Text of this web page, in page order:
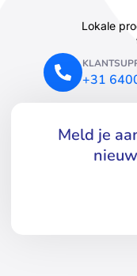
Lokale
+31
Meld je